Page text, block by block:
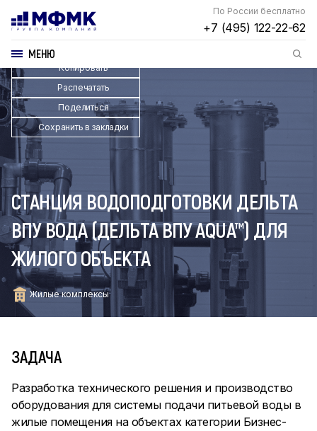
По России бесплатно
+7 (495) 122-22-62
МЕНЮ
Копировать
Распечатать
Поделиться
Сохранить в закладки
СТАНЦИЯ ВОДОПОДГОТОВКИ ДЕЛЬТА
ВПУ ВОДА (ДЕЛЬТА ВПУ AQUA™) ДЛЯ
ЖИЛОГО ОБЪЕКТА
Жилые комплексы
ЗАДАЧА
Разработка технического решения и производство
оборудования для системы подачи питьевой воды в
жилые помещения на объектах категории Бизнес-